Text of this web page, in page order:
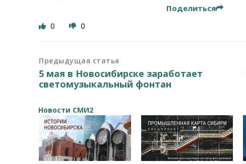
Поделиться
0 0
Предыдущая статья
5 мая в Новосибирске заработает
светомузыкальный фонтан
Новости СМИ2